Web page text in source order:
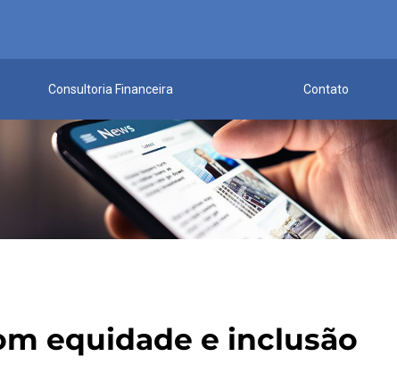
Consultoria Financeira Contato
equidade e inclusão